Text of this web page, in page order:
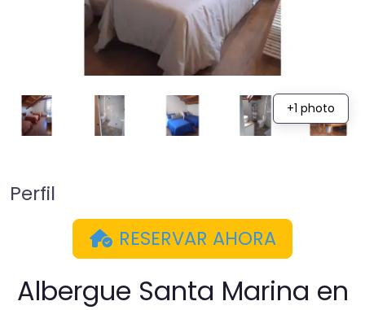
+1 photo
Perfil
RESERVAR AHORA
Albergue Santa Marina en